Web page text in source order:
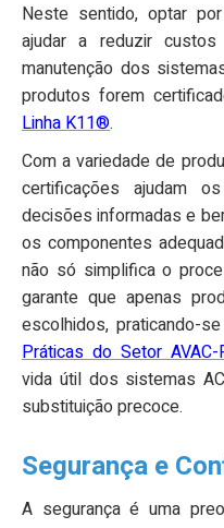
Neste sentido, optar
ajudar a reduzir
manutenção dos
produtos forem
Linha K11®.
Com a variedade de
certificações ajudam
decisões informadas e
os componentes
não só simplifica o
garante que apenas
escolhidos, praticando-
Práticas do Setor AVAC-
vida útil dos sistemas
substituição precoce.
Segurança e
A segurança é uma